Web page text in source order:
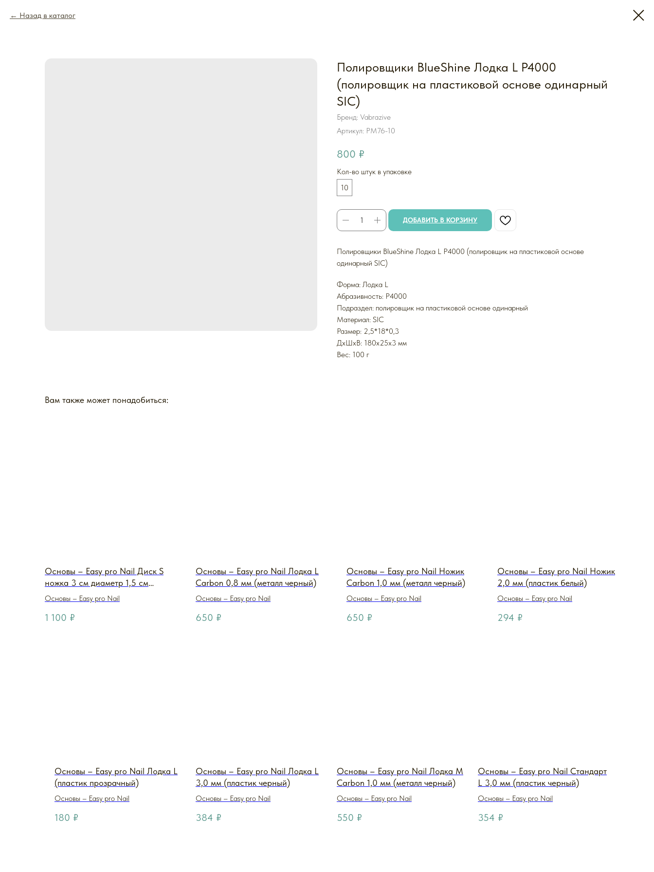
Назад в каталог
Полировщики BlueShine Лодка L P4000
(полировщик на пластиковой основе одинарный
SIC)
Бренд: Vabrazive
Артикул: PM76-10
800 ₽
Кол-во штук в упаковке
10
ДОБАВИТЬ В КОРЗИНУ
Полировщики BlueShine Лодка L P4000 (полировщик на пластиковой основе
одинарный SIC)
Форма: Лодка L
Абразивность: P4000
Подраздел: полировщик на пластиковой основе одинарный
Материал: SIC
Размер: 2,5*18*0,3
ДxШxВ: 180x25x3 мм
Вес: 100 г
Вам также может понадобиться:
Основы – Easy pro Nail Диск S
ножка 3 см диаметр 1,5 см
Carbon (металл carbon
металлический)
Основы – Easy pro Nail
1 100 ₽
Основы – Easy pro Nail Лодка L
Carbon 0,8 мм (металл черный)
Основы – Easy pro Nail
650 ₽
Основы – Easy pro Nail Ножик
Carbon 1,0 мм (металл черный)
Основы – Easy pro Nail
650 ₽
Основы – Easy pro Nail Ножик
2,0 мм (пластик белый)
Основы – Easy pro Nail
294 ₽
Основы – Easy pro Nail Лодка L
(пластик прозрачный)
Основы – Easy pro Nail
180 ₽
Основы – Easy pro Nail Лодка L
3,0 мм (пластик черный)
Основы – Easy pro Nail
384 ₽
Основы – Easy pro Nail Лодка M
Carbon 1,0 мм (металл черный)
Основы – Easy pro Nail
550 ₽
Основы – Easy pro Nail Стандарт
L 3,0 мм (пластик черный)
Основы – Easy pro Nail
354 ₽